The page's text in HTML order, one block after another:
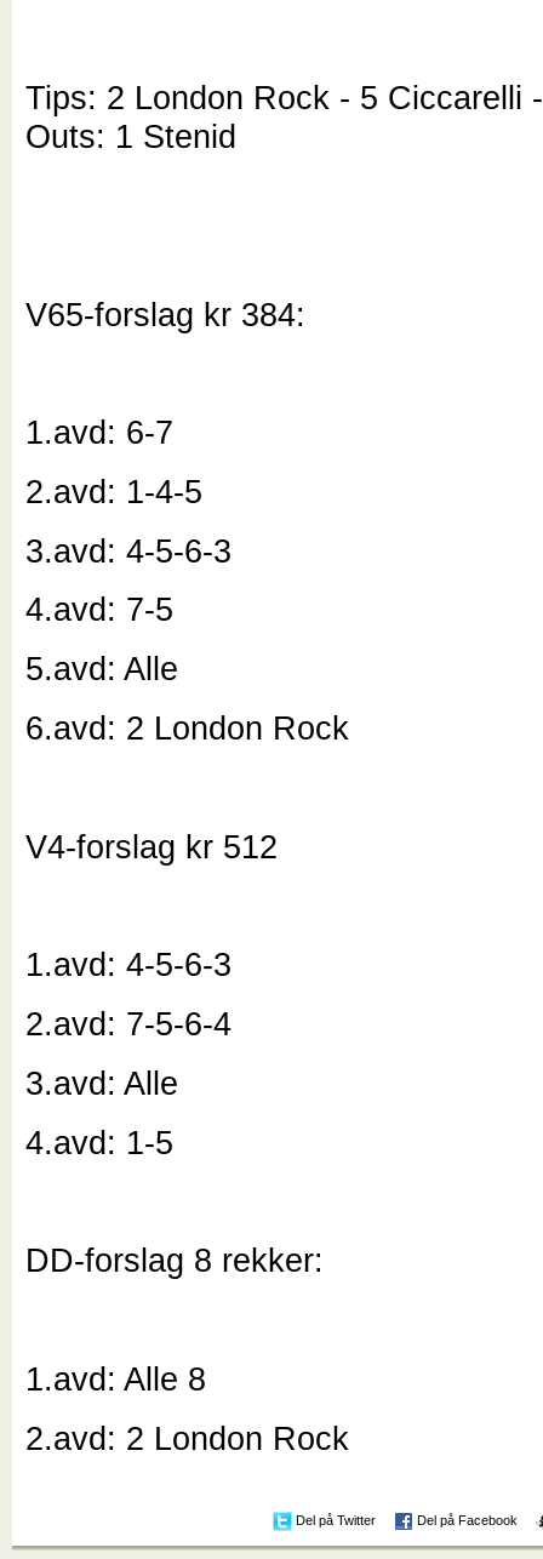
Tips: 2 London Rock - 5 Ciccarelli
Outs: 1 Stenid
V65-forslag kr 384:
1.avd: 6-7
2.avd: 1-4-5
3.avd: 4-5-6-3
4.avd: 7-5
5.avd: Alle
6.avd: 2 London Rock
V4-forslag kr 512
1.avd: 4-5-6-3
2.avd: 7-5-6-4
3.avd: Alle
4.avd: 1-5
DD-forslag 8 rekker:
1.avd: Alle 8
2.avd: 2 London Rock
Del på Twitter Del på Facebook